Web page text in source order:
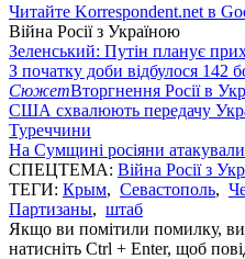
Читайте Korrespondent.net в
Війна Росії з Україною
Зеленський: Путін планує
З початку доби відбулося 142
СюжетВторгнення Росії в
США схвалюють передачу
Туреччини
На Сумщині росіяни
СПЕЦТЕМА: Війна Росії з
ТЕГИ: Крым, Севастополь,
Партизаны, штаб
Якщо ви помітили помилку,
натисніть Ctrl + Enter, щоб